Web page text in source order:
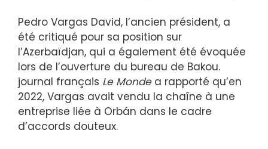
Pedro Vargas David, l’ancien président, a
été critiqué pour sa position sur
l’Azerbaïdjan, qui a également été évoquée
lors de l’ouverture du bureau de Bakou.
journal français Le Mondea rapporté qu’en
2022, Vargas avait vendu la chaîne à une
entreprise liée à Orbán dans le cadre
d’accords douteux.